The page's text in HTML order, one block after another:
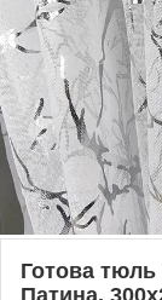
Готова
Патина,